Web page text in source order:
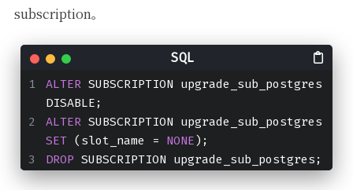
subscription。
ALTER SUBSCRIPTION upgrade_sub_postgres
DISABLE;
ALTER
SET (slot_name = NONE);
DROP SUBSCRIPTION upgrade_sub_postgres;